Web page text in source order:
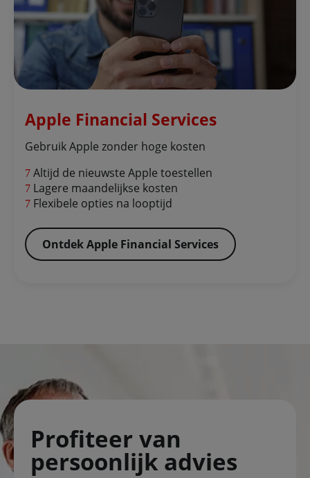
Apple Financial Services
Gebruik Apple zonder hoge kosten
Altijd de nieuwste Apple toestellen
Lagere maandelijkse kosten
Flexibele opties na looptijd
Ontdek Apple Financial Services
Profiteer van
persoonlijk advies